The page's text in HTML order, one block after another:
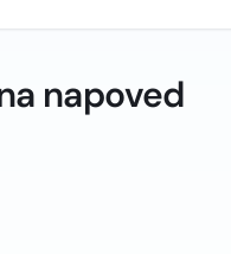
napoved